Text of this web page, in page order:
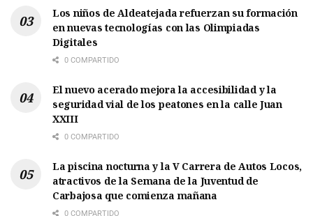
Los niños de Aldeatejada refuerzan su formación
en nuevas tecnologías con las Olimpiadas
Digitales
0 COMPARTIDO
El nuevo acerado mejora la accesibilidad y la
seguridad vial de los peatones en la calle Juan
XXIII
0 COMPARTIDO
La piscina nocturna y la V Carrera de Autos Locos,
atractivos de la Semana de la Juventud de
Carbajosa que comienza mañana
0 COMPARTIDO